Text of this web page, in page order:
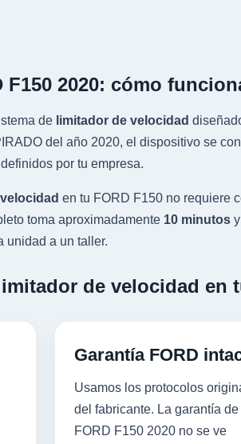
F150 2020: cómo
de limitador de velocidad
del año 2020, el dispositivo se
por tu empresa.
en tu FORD F150 no requiere
toma aproximadamente 10 minutos
unidad a un taller.
de velocidad en
Garantía FORD
Usamos los protocolos
del fabricante. La garantía de
FORD F150 2020 no se ve